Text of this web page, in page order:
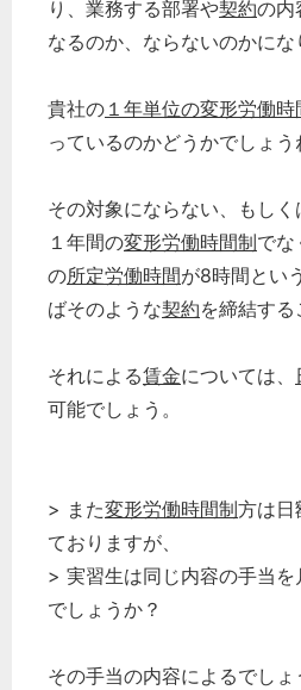
り、業務する部署や契約の内
なるのか、ならないのかにな
貴社の １年単位の変形労働時
っているのかどうかでしょう
その対象にならない、もしく
１年間の変形労働時間制でな
の所定労働時間が8時間という
ばそのような契約を締結する
それによる賃金については、
可能でしょう。
> また変形労働時間制方は日
ておりますが、
> 実習生は同じ内容の手当
でしょうか？
その手当の内容によるでし